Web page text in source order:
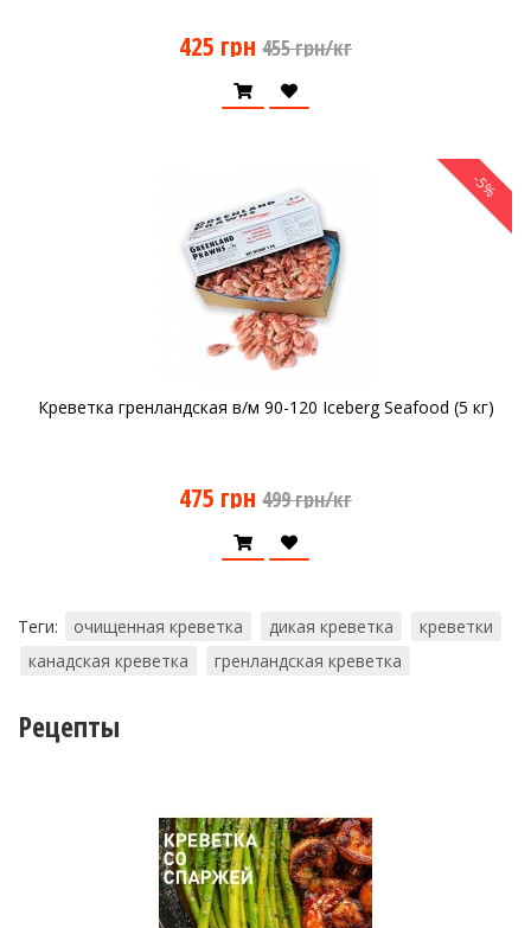
425 грн 455 грн/кг
-5%
Креветка гренландская в/м 90-120 Iceberg Seafood (5 кг)
475 грн 499 грн/кг
Теги: очищенная креветка дикая креветка
креветки
канадская креветка
гренландская креветка
Рецепты